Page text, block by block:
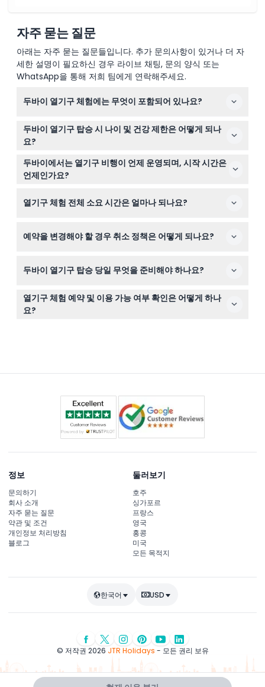
자주 묻는 질문
아래는 자주 묻는 질문들입니다. 추가 문의사항이 있거나 더 자
세한 설명이 필요하신 경우 라이브 채팅, 문의 양식 또는
WhatsApp을 통해 저희 팀에게 연락해주세요.
두바이 열기구 체험에는 무엇이 포함되어 있나요?
체험에는 두바이 도시 내 호텔 픽업 및 드롭오프, 날씨에 따
라 40~70분간의 열기구 비행, 비행 전 다과, 그리고 모험을
기념하는 전자 비행 증명서가 포함되어 있습니다.
두바이 열기구 탑승 시 나이 및 건강 제한은 어떻게 되나
요?
참가자는 7세 이상이어야 하며, 7세에서 11세 사이의 어린
이와 12세 이상의 성인이 탑승할 수 있습니다. 임산부, 80세
이상 노인, 심각한 심장질환자, 척추질환자 혹은 최근 수술
두바이에서는 열기구 비행이 언제 운영되며, 시작 시간은
언제인가요?
5월까지 운영되며, 일출 시각에 맞춰 출발합니다. 픽업 시간
열기구 체험 전체 소요 시간은 얼마나 되나요?
고 비행 후 축하 행사를 포함해 전체 체험은 약 4~5시간 정
예약을 변경해야 할 경우 취소 정책은 어떻게 되나요?
외)이 가능하며, 24시간 이전 취소 시 50% 환불됩니다. 24
두바이 열기구 탑승 당일 무엇을 준비해야 하나요?
비행 중 서 있을 수 있으니 편안하고 날씨에 적합한 복장과
평평한 신발을 착용하세요. 멋진 일출 풍경을 촬영할 수 있
도록 카메라 또는 스마트폰을 잊지 마세요.
열기구 체험 예약 및 이용 가능 여부 확인은 어떻게 하나
요?
정보
문의하기
회사 소개
자주 묻는 질문
약관 및 조건
개인정보 처리방침
블로그
둘러보기
호주
싱가포르
프랑스
영국
홍콩
미국
모든 목적지
한국어 USD
© 저작권 2026 JTR Holidays - 모든 권리 보유